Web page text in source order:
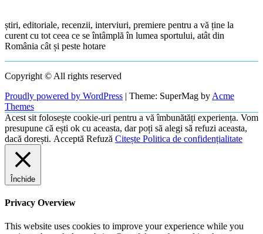
știri, editoriale, recenzii, interviuri, premiere pentru a vă ține la
curent cu tot ceea ce se întâmplă în lumea sportului, atât din
România cât și peste hotare
Copyright © All rights reserved
Proudly powered by WordPress | Theme: SuperMag by Acme
Themes
Acest sit folosește cookie-uri pentru a vă îmbunătăți experiența. Vom
presupune că ești ok cu aceasta, dar poți să alegi să refuzi aceasta,
dacă dorești. Acceptă Refuză Citește Politica de confidențialitate
Închide
Privacy Overview
This website uses cookies to improve your experience while you